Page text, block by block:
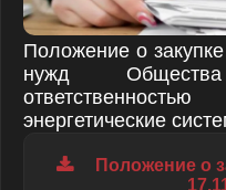
Положение о
нужд
энергетические
Положение о